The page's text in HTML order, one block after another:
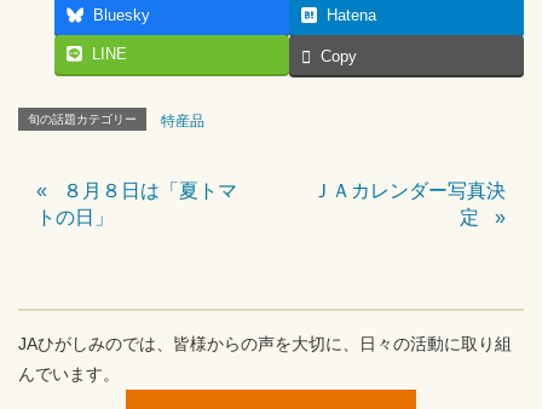
Bluesky Hatena
LINE Copy
旬の話題カテゴリー 特産品
８月８日は「夏トマ
トの日」
ＪＡカレンダー写真決
定
JAひがしみのでは、皆様からの声を大切に、日々の活動に取り組
んでいます。